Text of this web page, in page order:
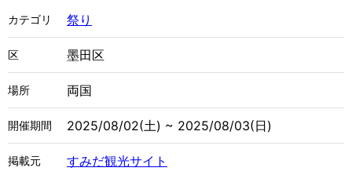
カテゴリ 祭り
区 墨田区
場所 両国
開催期間 2025/08/02(土) ~ 2025/08/03(日)
掲載元 すみだ観光サイト